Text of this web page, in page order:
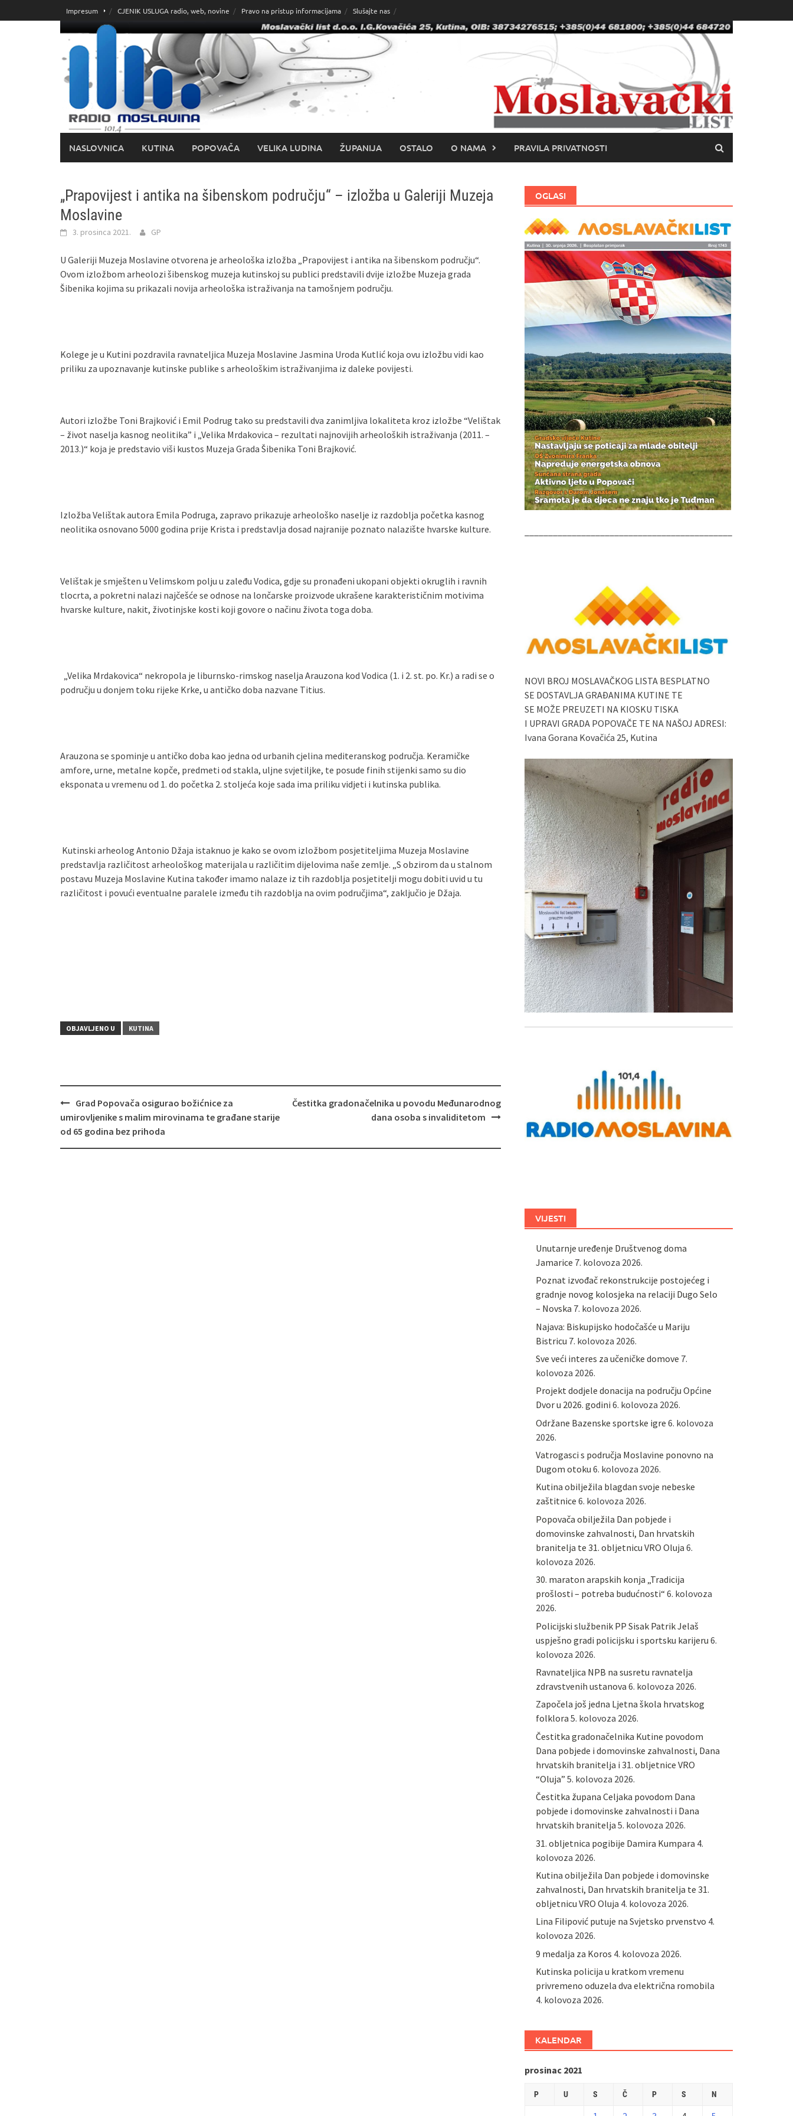
do
Impresum CJENIK USLUGA radio, web, novine Pravo na pristup informacijama Slušajte nas
NASLOVNICA KUTINA POPOVAČA VELIKA LUDINA ŽUPANIJA OSTALO O NAMA PRAVILA PRIVATNOSTI
„Prapovijest i antika na šibenskom području“ – izložba u Galeriji Muzeja
Moslavine
3. prosinca 2021. GP
U Galeriji Muzeja Moslavine otvorena je arheološka izložba „Prapovijest i antika na šibenskom području“.
Ovom izložbom arheolozi šibenskog muzeja kutinskoj su publici predstavili dvije izložbe Muzeja grada
Šibenika kojima su prikazali novija arheološka istraživanja na tamošnjem području.
Kolege je u Kutini pozdravila ravnateljica Muzeja Moslavine Jasmina Uroda Kutlić koja ovu izložbu vidi kao
priliku za upoznavanje kutinske publike s arheološkim istraživanjima iz daleke povijesti.
Autori izložbe Toni Brajković i Emil Podrug tako su predstavili dva zanimljiva lokaliteta kroz izložbe “Velištak
– život naselja kasnog neolitika” i „Velika Mrdakovica – rezultati najnovijih arheoloških istraživanja (2011. –
2013.)“ koja je predstavio viši kustos Muzeja Grada Šibenika Toni Brajković.
Izložba Velištak autora Emila Podruga, zapravo prikazuje arheološko naselje iz razdoblja početka kasnog
neolitika osnovano 5000 godina prije Krista i predstavlja dosad najranije poznato nalazište hvarske kulture.
Velištak je smješten u Velimskom polju u zaleđu Vodica, gdje su pronađeni ukopani objekti okruglih i ravnih
tlocrta, a pokretni nalazi najčešće se odnose na lončarske proizvode ukrašene karakterističnim motivima
hvarske kulture, nakit, životinjske kosti koji govore o načinu života toga doba.
„Velika Mrdakovica“ nekropola je liburnsko-rimskog naselja Arauzona kod Vodica (1. i 2. st. po. Kr.) a radi se o
području u donjem toku rijeke Krke, u antičko doba nazvane Titius.
Arauzona se spominje u antičko doba kao jedna od urbanih cjelina mediteranskog područja. Keramičke
amfore, urne, metalne kopče, predmeti od stakla, uljne svjetiljke, te posude finih stijenki samo su dio
eksponata u vremenu od 1. do početka 2. stoljeća koje sada ima priliku vidjeti i kutinska publika.
Kutinski arheolog Antonio Džaja istaknuo je kako se ovom izložbom posjetiteljima Muzeja Moslavine
predstavlja različitost arheološkog materijala u različitim dijelovima naše zemlje. „S obzirom da u stalnom
postavu Muzeja Moslavine Kutina također imamo nalaze iz tih razdoblja posjetitelji mogu dobiti uvid u tu
različitost i povući eventualne paralele između tih razdoblja na ovim područjima“, zaključio je Džaja.
OBJAVLJENO U KUTINA
Navigacija
objava
Grad Popovača osigurao božićnice za
umirovljenike s malim mirovinama te građane starije
od 65 godina bez prihoda
Čestitka gradonačelnika u povodu Međunarodnog
dana osoba s invaliditetom
OGLASI
NOVI BROJ MOSLAVAČKOG LISTA BESPLATNO
SE DOSTAVLJA GRAĐANIMA KUTINE TE
SE MOŽE PREUZETI NA KIOSKU TISKA
I UPRAVI GRADA POPOVAČE TE NA NAŠOJ ADRESI:
Ivana Gorana Kovačića 25, Kutina
VIJESTI
Unutarnje uređenje Društvenog doma
Jamarice 7. kolovoza 2026.
Poznat izvođač rekonstrukcije postojećeg i
gradnje novog kolosjeka na relaciji Dugo Selo
– Novska 7. kolovoza 2026.
Najava: Biskupijsko hodočašće u Mariju
Bistricu 7. kolovoza 2026.
Sve veći interes za učeničke domove 7.
kolovoza 2026.
Projekt dodjele donacija na području Općine
Dvor u 2026. godini 6. kolovoza 2026.
Održane Bazenske sportske igre 6. kolovoza
2026.
Vatrogasci s područja Moslavine ponovno na
Dugom otoku 6. kolovoza 2026.
Kutina obilježila blagdan svoje nebeske
zaštitnice 6. kolovoza 2026.
Popovača obilježila Dan pobjede i
domovinske zahvalnosti, Dan hrvatskih
branitelja te 31. obljetnicu VRO Oluja 6.
kolovoza 2026.
30. maraton arapskih konja „Tradicija
prošlosti – potreba budućnosti“ 6. kolovoza
2026.
Policijski službenik PP Sisak Patrik Jelaš
uspješno gradi policijsku i sportsku karijeru 6.
kolovoza 2026.
Ravnateljica NPB na susretu ravnatelja
zdravstvenih ustanova 6. kolovoza 2026.
Započela još jedna Ljetna škola hrvatskog
folklora 5. kolovoza 2026.
Čestitka gradonačelnika Kutine povodom
Dana pobjede i domovinske zahvalnosti, Dana
hrvatskih branitelja i 31. obljetnice VRO
“Oluja” 5. kolovoza 2026.
Čestitka župana Celjaka povodom Dana
pobjede i domovinske zahvalnosti i Dana
hrvatskih branitelja 5. kolovoza 2026.
31. obljetnica pogibije Damira Kumpara 4.
kolovoza 2026.
Kutina obilježila Dan pobjede i domovinske
zahvalnosti, Dan hrvatskih branitelja te 31.
obljetnicu VRO Oluja 4. kolovoza 2026.
Lina Filipović putuje na Svjetsko prvenstvo 4.
kolovoza 2026.
9 medalja za Koros 4. kolovoza 2026.
Kutinska policija u kratkom vremenu
privremeno oduzela dva električna romobila
4. kolovoza 2026.
KALENDAR
prosinac 2021
P U S Č P S N